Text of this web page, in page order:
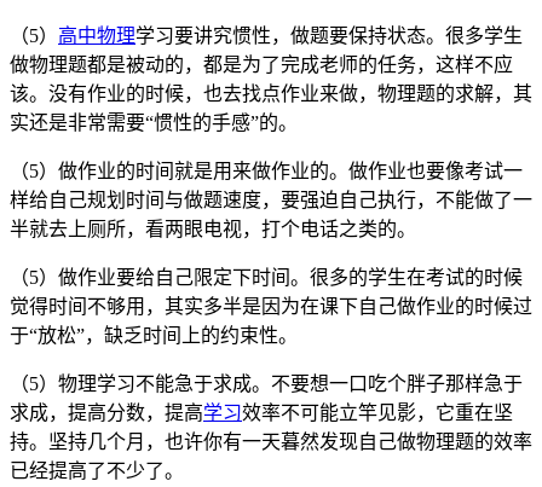
（5） 高中物理学习要讲究惯性，做题要保持状态。很多学生
做物理题都是被动的，都是为了完成老师的任务，这样不应
该。没有作业的时候，也去找点作业来做，物理题的求解，其
实还是非常需要“惯性的手感”的。
（5）做作业的时间就是用来做作业的。做作业也要像考试一
样给自己规划时间与做题速度，要强迫自己执行，不能做了一
半就去上厕所，看两眼电视，打个电话之类的。
（5）做作业要给自己限定下时间。很多的学生在考试的时候
觉得时间不够用，其实多半是因为在课下自己做作业的时候过
于“放松”，缺乏时间上的约束性。
（5）物理学习不能急于求成。不要想一口吃个胖子那样急于
求成，提高分数，提高学习效率不可能立竿见影，它重在坚
持。坚持几个月，也许你有一天暮然发现自己做物理题的效率
已经提高了不少了。